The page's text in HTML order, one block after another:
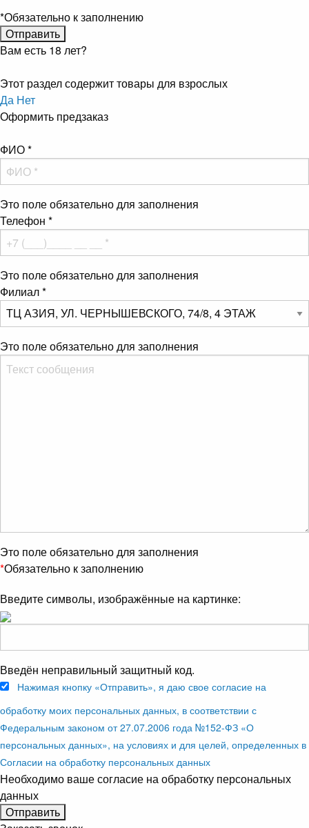
*Обязательно к заполнению
Вам есть 18 лет?
Этот раздел содержит товары для взрослых
Да Нет
Оформить предзаказ
ФИО*
Это поле обязательно для заполнения
Телефон *
Это поле обязательно для заполнения
Филиал*
Это поле обязательно для заполнения
Это поле обязательно для заполнения
*Обязательно к заполнению
Введите символы, изображённые на картинке:
Введён неправильный защитный код.
Нажимая кнопку «Отправить», я даю свое согласие на
обработку моих персональных данных, в соответствии с
Федеральным законом от 27.07.2006 года №152-ФЗ «О
персональных данных», на условиях и для целей, определенных в
Согласии на обработку персональных данных
Необходимо ваше согласие на обработку персональных
данных